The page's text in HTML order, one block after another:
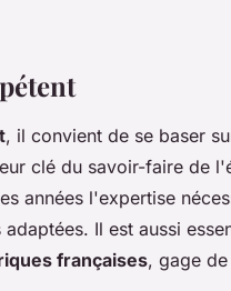
, il convient de se baser
clé du savoir-faire de
années l'expertise
Il est aussi
françaises, gage